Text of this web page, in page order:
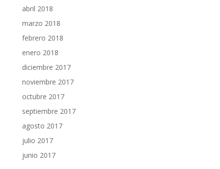
abril 2018
marzo 2018
febrero 2018
enero 2018
diciembre 2017
noviembre 2017
octubre 2017
septiembre 2017
agosto 2017
julio 2017
junio 2017